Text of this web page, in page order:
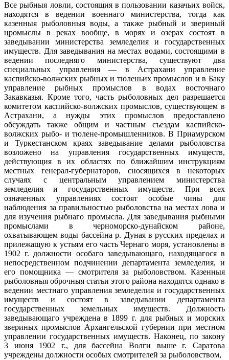
Все рыбныя ловли, состоящия в пользовании казачьих войск,
находятся в ведении военнаго министерства, тогда как
казенныя рыболовныя воды, а также рыбный и звериный
цромыслы в реках вообще, в морях и озерах состоят в
заведывании министерства земледелия и государственных
имуществ. Для заведывания на местах водами, состоящими в
ведении последняго министерства, существуют два
специальных управления — в Астрахани управление
каспийско-волжских рыбных и тюленьих промыслов и в Баку
управление рыбных промыслов в водах восточнаго
Закавказья. Кроме того, часть рыболовных дел разрешается
комитетом каспийско-волжских промыслов, существующем в
Астрахани, а нужды этих промыслов предоставлено
обсуждать также общим и частным съездам каспийско-
волжских рыбо- и тюлене-промышленников. В Приамурском
и Туркестанском краях заведывание делами рыболовства
возложено на управления государственных имуществ,
действующия в их областях по ближайшим инструкциям
местных генерал-губернаторов, сносящихся в некоторых
случаях с центральным управлением министерства
земледелия и государственных имуществ. При всех
означенных управлениях состоят особые чины для
наблюдения за правильностью рыболовства на местах лова и
для изучения рыбнаго промысла. Для заведывания рыбными
промыслами в черноморско-дунайском районе,
охватывающем воды бассейна р. Дуная в русских пределах и
прилежащую к устьям его часть Чернаго моря, установлены в
1902 г. должности особаго заведывающаго, находящагося в
непосредственном подчинении департамента земледелия, и
его помощника — смотрителя за рыболовством. Казенныя
рыболовныя оброчныя статьи этого района находятся однако в
ведении местнаго управления земледелия и государственных
имуществ и состоят в заведывании департамента
государственных земельных имуществ. Должность
заведывающаго учреждена в 1899 г. для рыбных и морских
звериных промыслов Архангельской губернии при местном
управлении государственных имуществ. Наконец, по закону
3 июня 1902 г., для бассейна Волги выше г. Саратова
учреждены должности особых смотрителей за рыболовством,